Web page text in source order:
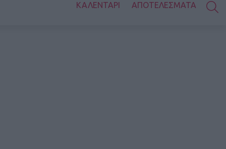
ΚΑΛΕΝΤΑΡΙ ΑΠΟΤΕΛΕΣΜΑΤΑ